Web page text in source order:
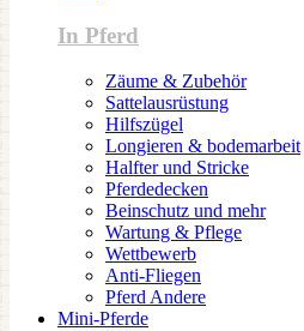
In Pferd
Zäume & Zubehör
Sattelausrüstung
Hilfszügel
Longieren & bodemarbeit
Halfter und Stricke
Pferdedecken
Beinschutz und mehr
Wartung & Pflege
Wettbewerb
Anti-Fliegen
Pferd Andere
Mini-Pferde